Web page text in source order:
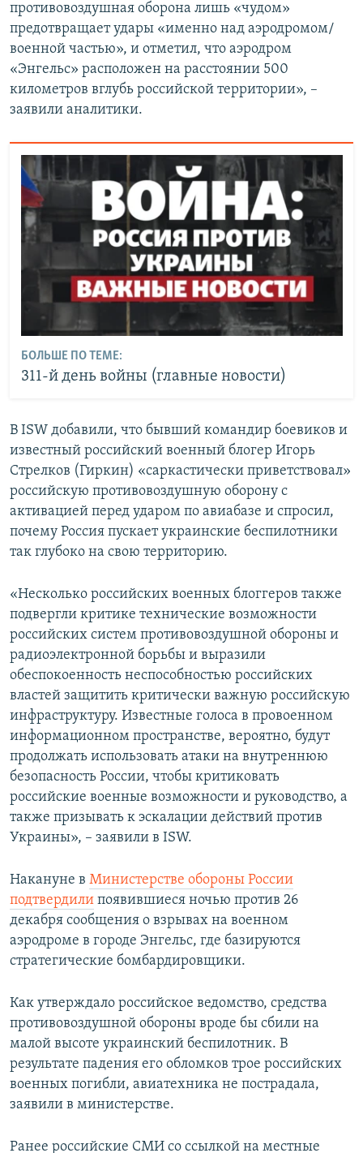
противовоздушная оборона лишь «чудом»
предотвращает удары «именно над аэродромом/
военной частью», и отметил, что аэродром
«Энгельс» расположен на расстоянии 500
километров вглубь российской территории», –
заявили аналитики.
БОЛЬШЕ ПО ТЕМЕ:
311-й день войны (главные новости)
В ISW добавили, что бывший командир боевиков и
известный российский военный блогер Игорь
Стрелков (Гиркин) «саркастически приветствовал»
российскую противовоздушную оборону с
активацией перед ударом по авиабазе и спросил,
почему Россия пускает украинские беспилотники
так глубоко на свою территорию.
«Несколько российских военных блоггеров также
подвергли критике технические возможности
российских систем противовоздушной обороны и
радиоэлектронной борьбы и выразили
обеспокоенность неспособностью российских
властей защитить критически важную российскую
инфраструктуру. Известные голоса в провоенном
информационном пространстве, вероятно, будут
продолжать использовать атаки на внутреннюю
безопасность России, чтобы критиковать
российские военные возможности и руководство, а
также призывать к эскалации действий против
Украины», – заявили в ISW.
Накануне в Министерстве обороны России
подтвердили появившиеся ночью против 26
декабря сообщения о взрывах на военном
аэродроме в городе Энгельс, где базируются
стратегические бомбардировщики.
Как утверждало российское ведомство, средства
противовоздушной обороны вроде бы сбили на
малой высоте украинский беспилотник. В
результате падения его обломков трое российских
военных погибли, авиатехника не пострадала,
заявили в министерстве.
Ранее российские СМИ со ссылкой на местные